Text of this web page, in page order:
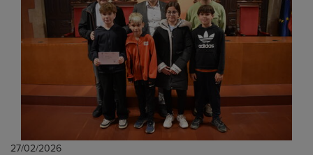
27/02/2026